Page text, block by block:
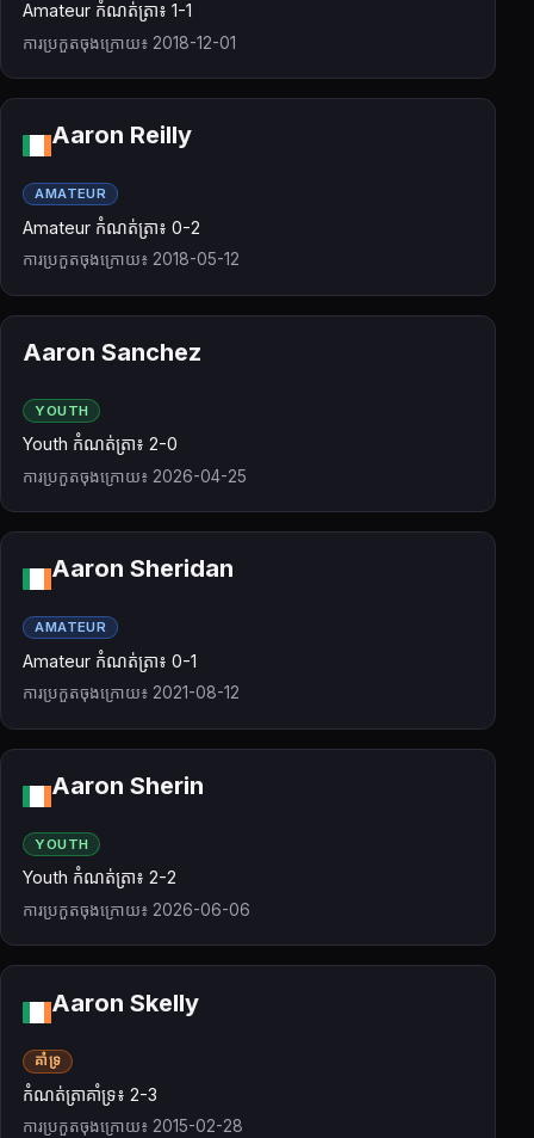
Amateur កំណត់ត្រា៖ 1-1
ការប្រកួតចុងក្រោយ៖ 2018-12-01
Aaron Reilly
AMATEUR
Amateur កំណត់ត្រា៖ 0-2
ការប្រកួតចុងក្រោយ៖ 2018-05-12
Aaron Sanchez
YOUTH
Youth កំណត់ត្រា៖ 2-0
ការប្រកួតចុងក្រោយ៖ 2026-04-25
Aaron Sheridan
AMATEUR
Amateur កំណត់ត្រា៖ 0-1
ការប្រកួតចុងក្រោយ៖ 2021-08-12
Aaron Sherin
YOUTH
Youth កំណត់ត្រា៖ 2-2
ការប្រកួតចុងក្រោយ៖ 2026-06-06
Aaron Skelly
គាំទ្រ
កំណត់ត្រាគាំទ្រ៖ 2-3
ការប្រកួតចុងក្រោយ៖ 2015-02-28